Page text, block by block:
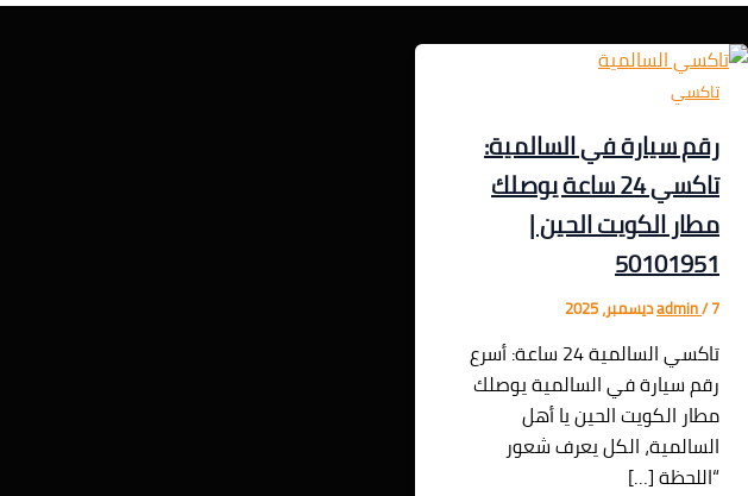
تاكسي
رقم سيارة في السالمية:
تاكسي 24 ساعة يوصلك
مطار الكويت الحين |
50101951
admin/7 ديسمبر، 2025
تاكسي السالمية 24 ساعة: أسرع
رقم سيارة في السالمية يوصلك
مطار الكويت الحين يا أهل
السالمية، الكل يعرف شعور
“اللحظة […]